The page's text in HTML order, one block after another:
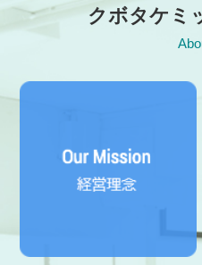
内
2026/04/10
中東情勢の影響に関する当
クボタケミ